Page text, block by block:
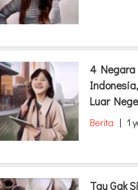
4 Negara
Luar
Berita | 1
Tau Gak